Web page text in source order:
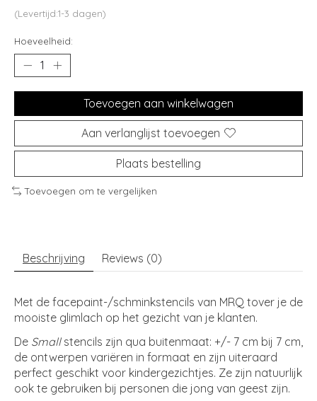
(Levertijd:1-3 dagen)
Hoeveelheid:
Toevoegen aan winkelwagen
Aan verlanglijst toevoegen
Plaats bestelling
Toevoegen om te vergelijken
Beschrijving Reviews (0)
Met de facepaint-/schminkstencils van MRQ tover je de
mooiste glimlach op het gezicht van je klanten.
De Small stencils zijn qua buitenmaat: +/- 7 cm bij 7 cm,
de ontwerpen variëren in formaat en zijn uiteraard
perfect geschikt voor kindergezichtjes. Ze zijn natuurlijk
ook te gebruiken bij personen die jong van geest zijn.